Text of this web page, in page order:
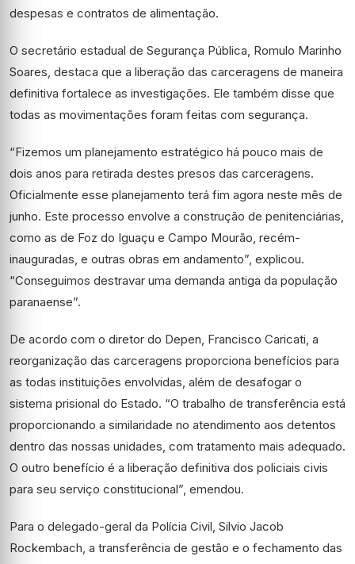
despesas e contratos de alimentação.
O secretário estadual de Segurança Pública, Romulo Marinho
Soares, destaca que a liberação das carceragens de maneira
definitiva fortalece as investigações. Ele também disse que
todas as movimentações foram feitas com segurança.
“Fizemos um planejamento estratégico há pouco mais de
dois anos para retirada destes presos das carceragens.
Oficialmente esse planejamento terá fim agora neste mês de
junho. Este processo envolve a construção de penitenciárias,
como as de Foz do Iguaçu e Campo Mourão, recém-
inauguradas, e outras obras em andamento”, explicou.
“Conseguimos destravar uma demanda antiga da população
paranaense”.
De acordo com o diretor do Depen, Francisco Caricati, a
reorganização das carceragens proporciona benefícios para
as todas instituições envolvidas, além de desafogar o
sistema prisional do Estado. “O trabalho de transferência está
proporcionando a similaridade no atendimento aos detentos
dentro das nossas unidades, com tratamento mais adequado.
O outro benefício é a liberação definitiva dos policiais civis
para seu serviço constitucional”, emendou.
Para o delegado-geral da Polícia Civil, Silvio Jacob
Rockembach, a transferência de gestão e o fechamento das